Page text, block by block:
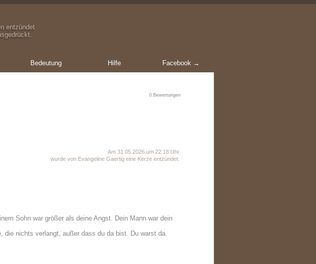
entzündet
Bedeutung Hilfe Facebook →
0 Bewertungen
Am 31.05.2026 um 22:18 Uhr
wurde von Evangeline Gaertig eine Kerze entzündet.
Sohn war größer als deine Angst. Dein Mann war dein
die nichts verlangt, außer dass du da bist. Du warst da.